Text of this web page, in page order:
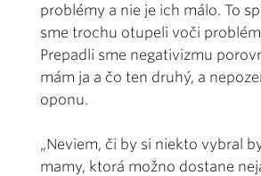
problémy a nie je ich málo. To
sme trochu otupeli voči
Prepadli sme negativizmu
mám ja a čo ten druhý, a
oponu.
„Neviem, či by si niekto vybral
mamy, ktorá možno dostane